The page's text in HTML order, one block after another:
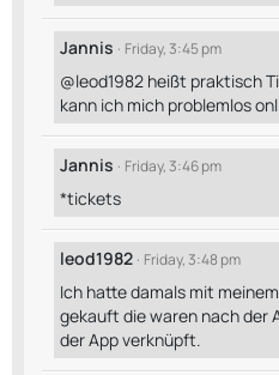
Jannis Friday, 3:45 pm
@leod1982 heißt praktisch
kann ich mich problemlos
Jannis Friday, 3:46 pm
*tickets
leod1982 Friday, 3:48 pm
Ich hatte damals mit
gekauft die waren nach der
der App verknüpft.